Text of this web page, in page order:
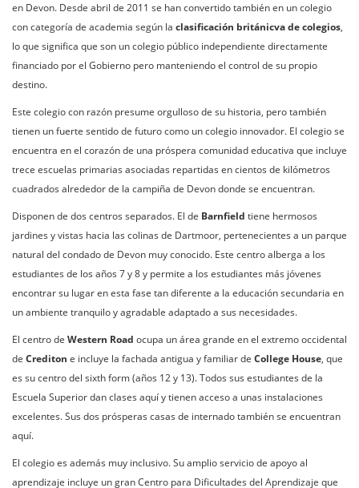
en Devon. Desde abril de 2011 se han convertido también en un colegio
con categoría de academia según la clasificación británicva de colegios,
lo que significa que son un colegio público independiente directamente
financiado por el Gobierno pero manteniendo el control de su propio
destino.
Este colegio con razón presume orgulloso de su historia, pero también
tienen un fuerte sentido de futuro como un colegio innovador. El colegio se
encuentra en el corazón de una próspera comunidad educativa que incluye
trece escuelas primarias asociadas repartidas en cientos de kilómetros
cuadrados alrededor de la campiña de Devon donde se encuentran.
Disponen de dos centros separados. El de Barnfield tiene hermosos
jardines y vistas hacia las colinas de Dartmoor, pertenecientes a un parque
natural del condado de Devon muy conocido. Este centro alberga a los
estudiantes de los años 7 y 8 y permite a los estudiantes más jóvenes
encontrar su lugar en esta fase tan diferente a la educación secundaria en
un ambiente tranquilo y agradable adaptado a sus necesidades.
El centro de Western Road ocupa un área grande en el extremo occidental
de Crediton e incluye la fachada antigua y familiar de College House, que
es su centro del sixth form (años 12 y 13). Todos sus estudiantes de la
Escuela Superior dan clases aquí y tienen acceso a unas instalaciones
excelentes. Sus dos prósperas casas de internado también se encuentran
aquí.
El colegio es además muy inclusivo. Su amplio servicio de apoyo al
aprendizaje incluye un gran Centro para Dificultades del Aprendizaje que